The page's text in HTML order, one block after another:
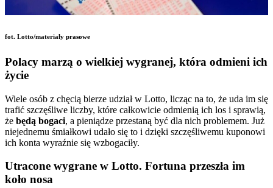
fot. Lotto/materiały prasowe
Polacy marzą o wielkiej wygranej, która odmieni ich
życie
Wiele osób z chęcią bierze udział w Lotto, licząc na to, że uda im się
trafić szczęśliwe liczby, które całkowicie odmienią ich los i sprawią,
że będą bogaci, a pieniądze przestaną być dla nich problemem. Już
niejednemu śmiałkowi udało się to i dzięki szczęśliwemu kuponowi
ich konta wyraźnie się wzbogaciły.
Utracone wygrane w Lotto. Fortuna przeszła im
koło nosa